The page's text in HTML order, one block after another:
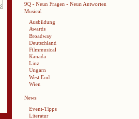
9Q - Neun Fragen - Neun Antworten
Musical
Ausbildung
Awards
Broadway
Deutschland
Filmmusical
Kanada
Linz
Ungarn
West End
Wien
News
Event-Tipps
Literatur